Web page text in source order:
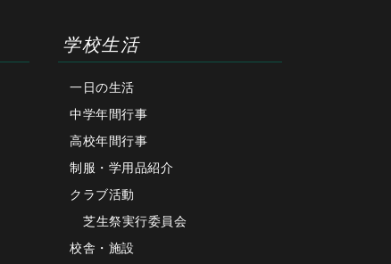
学校生活
一日の生活
中学年間行事
高校年間行事
制服・学用品紹介
クラブ活動
芝生祭実行委員会
校舎・施設